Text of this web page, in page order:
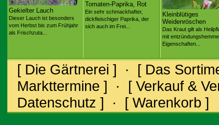
Gekielter Lauch
Dieser Lauch ist besonders
vom Herbst bis zum Frühjahr
als Frischzuta...
Tomaten-Paprika, Rot
Ein sehr schmackhafter,
dickfleischiger Paprika, der
sich auch im Frei...
Kleinblütiges
Weidenröschen
Das Kraut gilt als
mit
Eigenschaften...
[ Die Gärtnerei ] · [ Das
Markttermine ] · [ Verkauf &
Datenschutz ] · [ Warenkorb ]